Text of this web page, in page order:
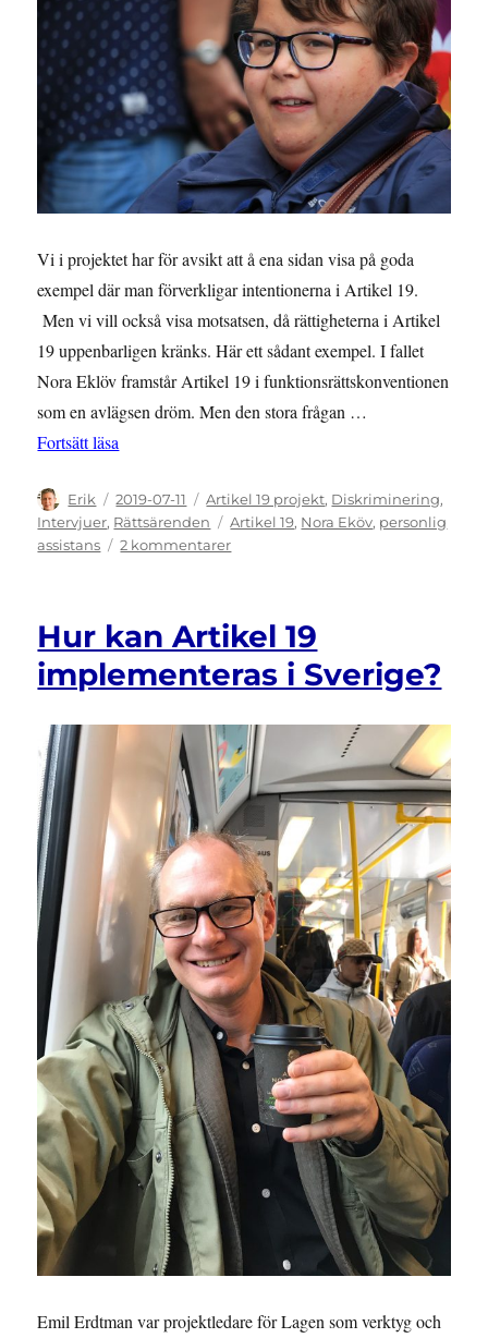
Vi i projektet har för avsikt att å ena sidan visa på goda
exempel där man förverkligar intentionerna i Artikel 19.
Men vi vill också visa motsatsen, då rättigheterna i Artikel
19 uppenbarligen kränks. Här ett sådant exempel. I fallet
Nora Eklöv framstår Artikel 19 i funktionsrättskonventionen
som en avlägsen dröm. Men den stora frågan …
Fortsätt läsa
Författare
Erik
Publicerat
den
2019-07-11 Kategorier
Artikel 19 projekt, Diskriminering,
Intervjuer, Rättsärenden Etiketter
Artikel 19, Nora Eköv, personlig
assistans
2 kommentarertill
mot
fjärde
Hur kan Artikel 19
implementeras i Sverige?
Emil Erdtman var projektledare för Lagen som verktyg och